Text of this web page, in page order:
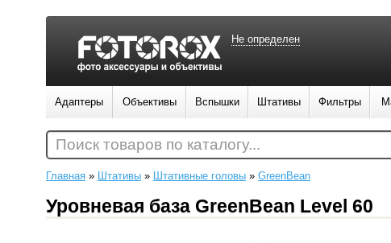
Главная » Штативы » Штативные головы » GreenBean
Уровневая база GreenBean Level 60
Не определен
Адаптеры Объективы Вспышки Штативы Фильтры
Поиск товаров по каталогу...